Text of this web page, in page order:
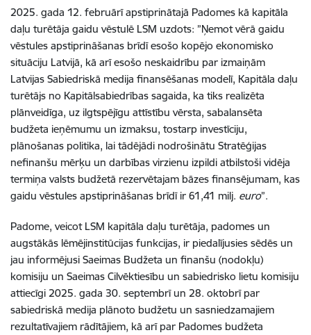
2025. gada 12. februārī apstiprinātajā Padomes kā kapitāla
daļu turētāja gaidu vēstulē LSM uzdots: ”Ņemot vērā gaidu
vēstules apstiprināšanas brīdī esošo kopējo ekonomisko
situāciju Latvijā, kā arī esošo neskaidrību par izmaiņām
Latvijas Sabiedriskā medija finansēšanas modelī, Kapitāla daļu
turētājs no Kapitālsabiedrības sagaida, ka tiks realizēta
plānveidīga, uz ilgtspējīgu attīstību vērsta, sabalansēta
budžeta ieņēmumu un izmaksu, tostarp investīciju,
plānošanas politika, lai tādējādi nodrošinātu Stratēģijas
nefinanšu mērķu un darbības virzienu izpildi atbilstoši vidēja
termiņa valsts budžetā rezervētajam bāzes finansējumam, kas
gaidu vēstules apstiprināšanas brīdī ir 61,41 milj. euro”.
Padome, veicot LSM kapitāla daļu turētāja, padomes un
augstākās lēmējinstitūcijas funkcijas, ir piedalījusies sēdēs un
jau informējusi Saeimas Budžeta un finanšu (nodokļu)
komisiju un Saeimas Cilvēktiesību un sabiedrisko lietu komisiju
attiecīgi 2025. gada 30. septembrī un 28. oktobrī par
sabiedriskā medija plānoto budžetu un sasniedzamajiem
rezultatīvajiem rādītājiem, kā arī par Padomes budžeta